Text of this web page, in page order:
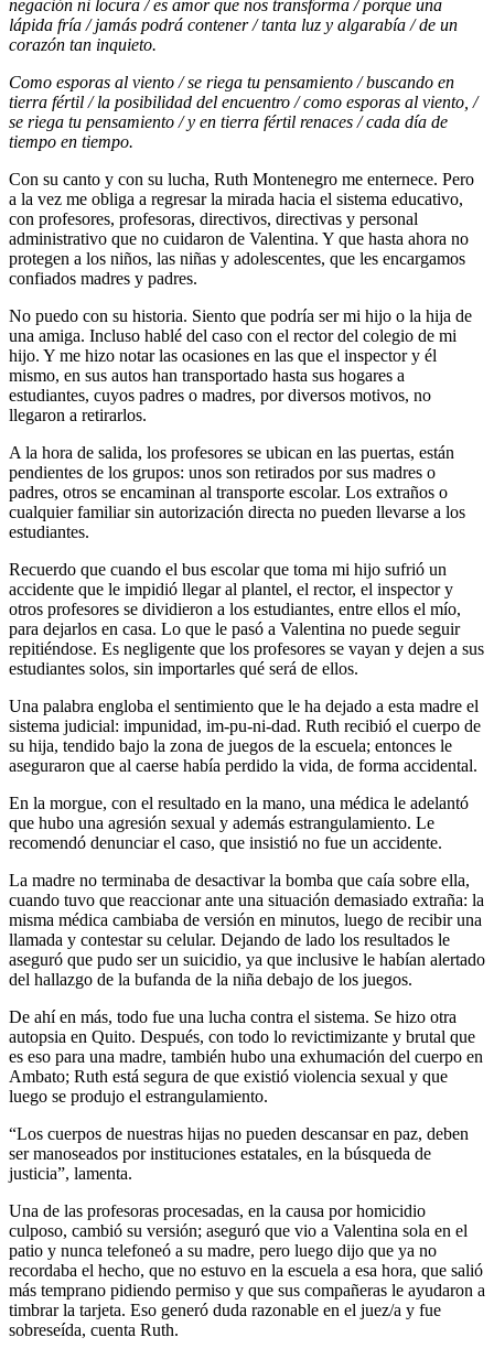
negación ni locura / es amor que nos transforma / porque una
lápida fría / jamás podrá contener / tanta luz y algarabía / de un
corazón tan inquieto.
Como esporas al viento / se riega tu pensamiento / buscando en
tierra fértil / la posibilidad del encuentro / como esporas al viento, /
se riega tu pensamiento / y en tierra fértil renaces / cada día de
tiempo en tiempo.
Con su canto y con su lucha, Ruth Montenegro me enternece. Pero
a la vez me obliga a regresar la mirada hacia el sistema educativo,
con profesores, profesoras, directivos, directivas y personal
administrativo que no cuidaron de Valentina. Y que hasta ahora no
protegen a los niños, las niñas y adolescentes, que les encargamos
confiados madres y padres.
No puedo con su historia. Siento que podría ser mi hijo o la hija de
una amiga. Incluso hablé del caso con el rector del colegio de mi
hijo. Y me hizo notar las ocasiones en las que el inspector y él
mismo, en sus autos han transportado hasta sus hogares a
estudiantes, cuyos padres o madres, por diversos motivos, no
llegaron a retirarlos.
A la hora de salida, los profesores se ubican en las puertas, están
pendientes de los grupos: unos son retirados por sus madres o
padres, otros se encaminan al transporte escolar. Los extraños o
cualquier familiar sin autorización directa no pueden llevarse a los
estudiantes.
Recuerdo que cuando el bus escolar que toma mi hijo sufrió un
accidente que le impidió llegar al plantel, el rector, el inspector y
otros profesores se dividieron a los estudiantes, entre ellos el mío,
para dejarlos en casa. Lo que le pasó a Valentina no puede seguir
repitiéndose. Es negligente que los profesores se vayan y dejen a sus
estudiantes solos, sin importarles qué será de ellos.
Una palabra engloba el sentimiento que le ha dejado a esta madre el
sistema judicial: impunidad, im-pu-ni-dad. Ruth recibió el cuerpo de
su hija, tendido bajo la zona de juegos de la escuela; entonces le
aseguraron que al caerse había perdido la vida, de forma accidental.
En la morgue, con el resultado en la mano, una médica le adelantó
que hubo una agresión sexual y además estrangulamiento. Le
recomendó denunciar el caso, que insistió no fue un accidente.
La madre no terminaba de desactivar la bomba que caía sobre ella,
cuando tuvo que reaccionar ante una situación demasiado extraña: la
misma médica cambiaba de versión en minutos, luego de recibir una
llamada y contestar su celular. Dejando de lado los resultados le
aseguró que pudo ser un suicidio, ya que inclusive le habían alertado
del hallazgo de la bufanda de la niña debajo de los juegos.
De ahí en más, todo fue una lucha contra el sistema. Se hizo otra
autopsia en Quito. Después, con todo lo revictimizante y brutal que
es eso para una madre, también hubo una exhumación del cuerpo en
Ambato; Ruth está segura de que existió violencia sexual y que
luego se produjo el estrangulamiento.
“Los cuerpos de nuestras hijas no pueden descansar en paz, deben
ser manoseados por instituciones estatales, en la búsqueda de
justicia”, lamenta.
Una de las profesoras procesadas, en la causa por homicidio
culposo, cambió su versión; aseguró que vio a Valentina sola en el
patio y nunca telefoneó a su madre, pero luego dijo que ya no
recordaba el hecho, que no estuvo en la escuela a esa hora, que salió
más temprano pidiendo permiso y que sus compañeras le ayudaron a
timbrar la tarjeta. Eso generó duda razonable en el juez/a y fue
sobreseída, cuenta Ruth.